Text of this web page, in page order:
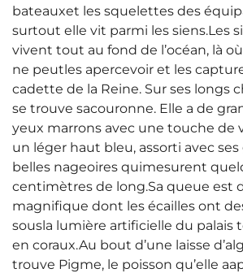
bateauxet les squelettes des
surtout elle vit parmi les siens.Les
vivent tout au fond de l’océan, là
ne peutles apercevoir et les
cadette de la Reine. Sur ses longs
se trouve sacouronne. Elle a de
yeux marrons avec une touche de
un léger haut bleu, assorti avec
belles nageoires quimesurent
centimètres de long.Sa queue est
magnifique dont les écailles ont
sousla lumière artificielle du palais
en coraux.Au bout d’une laisse
trouve Pigme, le poisson qu’elle